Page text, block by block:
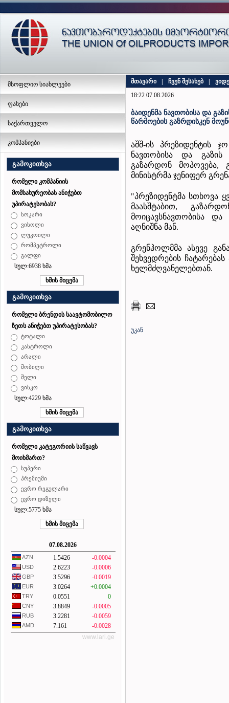
მსოფლიო სიახლეები
ფასები
საქართველო
კომპანიები
გამოკითხვა
რომელი კომპანიის
მომსახურეობას ანიჭებთ
უპირატესობას?
სოკარი
ვისოლი
ლუკოილი
რომპეტროლი
გალფი
სულ:6938 ხმა
გამოკითხვა
რომელი ბრენდის საავტომობილო
ზეთს ანიჭებთ უპირატესობას?
ტოტალი
კასტროლი
არალი
მობილი
შელი
ვისკო
სულ:4229 ხმა
გამოკითხვა
რომელი კატეგორიის საწვავს
მოიხმართ?
სუპერი
პრემიუმი
ევრო რეგულარი
ევრო დიზელი
სულ:5775 ხმა
07.08.2026
AZN 1.5426 -0.0004
USD 2.6223 -0.0006
GBP 3.5296 -0.0019
EUR 3.0264 +0.0004
TRY 0.0551 0
CNY 3.8849 -0.0005
RUB 3.2281 -0.0059
AMD 7.161
-0.0028
www.lari.ge
მთავარი ჩვენ შესახებ
18:22 07.08.2026
ბაიდენმა ნავთობისა და
წარმოების გაზრდისკენ
აშშ-ის პრეზიდენტის
ნავთობისა და
გაზარდონ მოპოვება,
მინისტრმა ჯენიფერ
"პრეზიდენტმა
მაასშტაბით,
მოიცავსნავთობისა და
აღნიშნა მან.
გრენჰოლმმა ასევე
შეხვედრების ჩატარებას
ხელმძღვანელებთან.
უკან